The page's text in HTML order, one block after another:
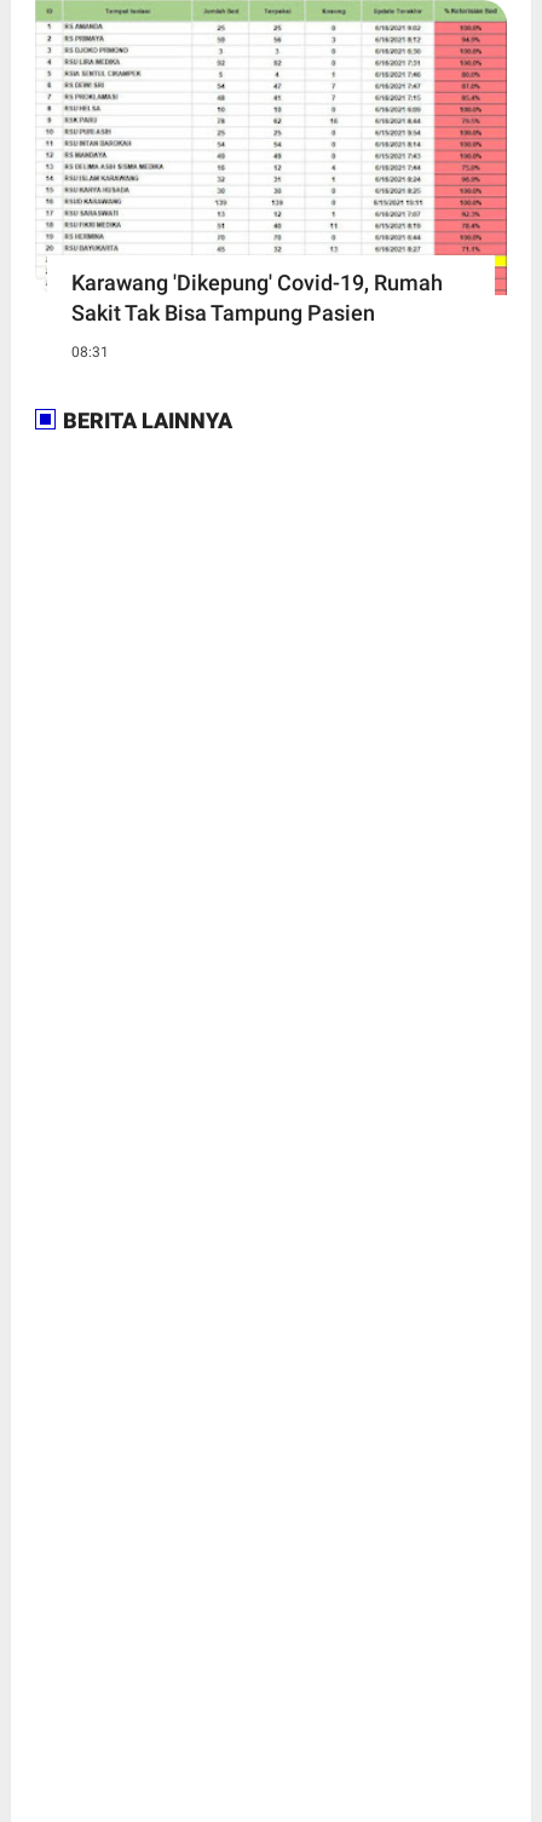
Karawang 'Dikepung' Covid-19, Rumah
Sakit Tak Bisa Tampung Pasien
08:31
BERITA LAINNYA